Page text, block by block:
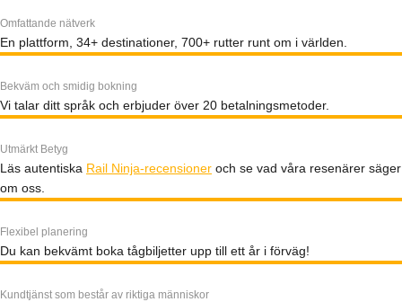
Omfattande nätverk
En plattform, 34+ destinationer, 700+ rutter runt om i världen.
Bekväm och smidig bokning
Vi talar ditt språk och erbjuder över 20 betalningsmetoder.
Utmärkt Betyg
Läs autentiska Rail Ninja-recensioner och se vad våra resenärer säger
om oss.
Flexibel planering
Du kan bekvämt boka tågbiljetter upp till ett år i förväg!
Kundtjänst som består av riktiga människor